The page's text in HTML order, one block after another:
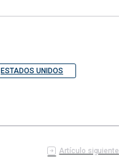
ESTADOS UNIDOS
Artículo siguiente